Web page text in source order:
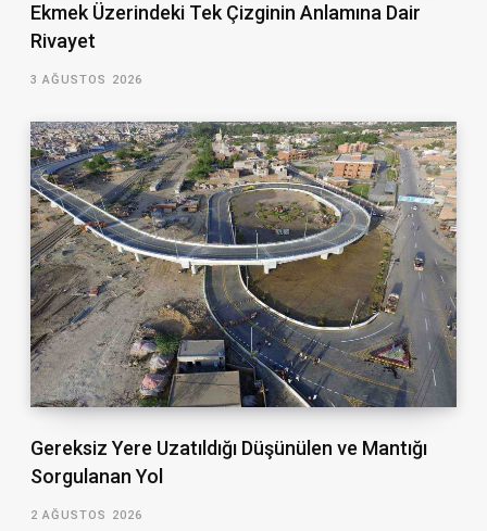
Ekmek Üzerindeki Tek Çizginin Anlamına Dair
Rivayet
3 AĞUSTOS 2026
Gereksiz Yere Uzatıldığı Düşünülen ve Mantığı
Sorgulanan Yol
2 AĞUSTOS 2026